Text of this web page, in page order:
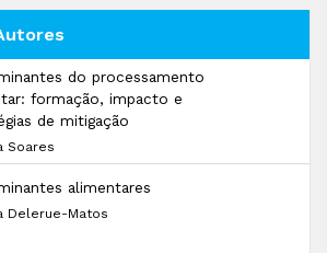
do processamento
formação, impacto e
de mitigação
Soares
alimentares
Delerue-Matos